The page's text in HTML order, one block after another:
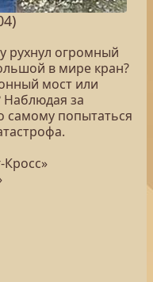
рухнул огромный
в мире кран?
мост или
Наблюдая за
самому попытаться
Кросс»